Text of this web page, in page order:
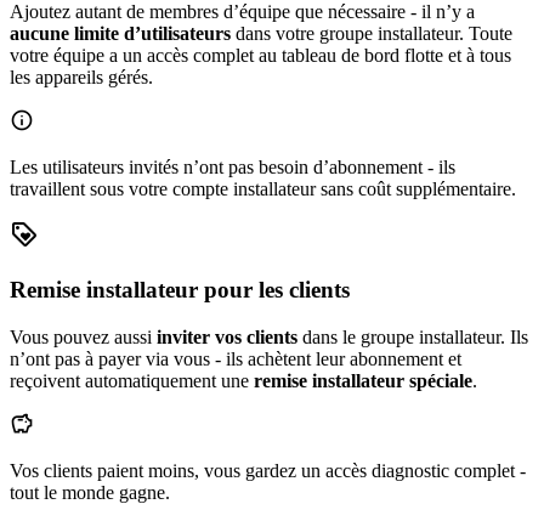
Ajoutez autant de membres d’équipe que nécessaire - il n’y a
aucune limite d’utilisateurs dans votre groupe installateur. Toute
votre équipe a un accès complet au tableau de bord flotte et à tous
les appareils gérés.
info
Les utilisateurs invités n’ont pas besoin d’abonnement - ils
travaillent sous votre compte installateur sans coût supplémentaire.
loyalty
Remise installateur pour les clients
Vous pouvez aussi inviter vos clients dans le groupe installateur. Ils
n’ont pas à payer via vous - ils achètent leur abonnement et
reçoivent automatiquement une remise installateur spéciale.
savings
Vos clients paient moins, vous gardez un accès diagnostic complet -
tout le monde gagne.